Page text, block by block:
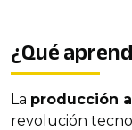
¿Qué
La producción
revolución